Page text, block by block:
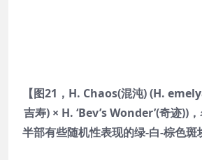
【图21，H. Chaos(混沌) (H.
吉寿) × H. ‘Bev’s Wonder’(奇迹))
半部有些随机性表现的绿-白-棕色斑